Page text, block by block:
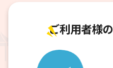
ご利用者様の